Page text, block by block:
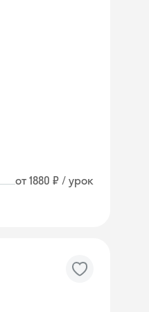
от 1880 ₽ / урок